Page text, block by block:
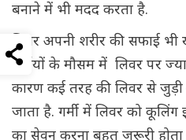
बनाने में भी मदद करता है.
लिवर अपनी शरीर की सफाई
गर्मियों के मौसम में लिवर पर
कारण कई तरह की लिवर से जुड़ी
जाता है. गर्मी में लिवर को